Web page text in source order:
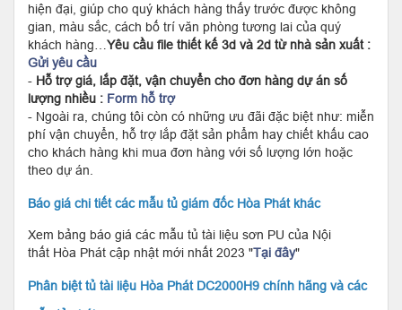
hiện đại, giúp cho quý khách hàng thấy trước được không
gian, màu sắc, cách bố trí văn phòng tương lai của quý
khách hàng… Yêu cầu file thiết kế 3d và 2d từ nhà sản xuất :
Gửi yêu cầu
- Hỗ trợ giá, lắp đặt, vận chuyển cho đơn hàng dự án số
lượng nhiều : Form hỗ trợ
- Ngoài ra, chúng tôi còn có những ưu đãi đặc biệt như: miễn
phí vận chuyển, hỗ trợ lắp đặt sản phẩm hay chiết khấu cao
cho khách hàng khi mua đơn hàng với số lượng lớn hoặc
theo dự án.
Báo giá chi tiết các mẫu tủ giám đốc Hòa Phát khác
Xem bảng báo giá các mẫu tủ tài liệu sơn PU của Nội
thất Hòa Phát cập nhật mới nhất 2023 "Tại đây"
Phân biệt tủ tài liệu Hòa Phát DC2000H9 chính hãng và các